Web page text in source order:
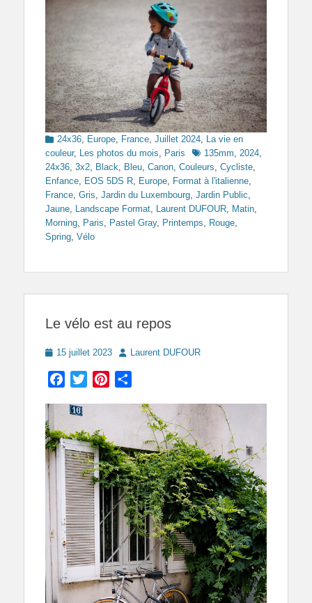
Categories
24x36 Europe France Juillet 2024 La vie en
couleur, Les photos du mois Paris Tags135mm 2024
24x36 3x2 Black Bleu Canon Couleurs Cycliste
Enfance EOS 5DS R Europe Format à l'italienne
France Gris Jardin du Luxembourg Jardin Public
Jaune Landscape Format Laurent DUFOUR Matin
Morning Paris Pastel Gray, Printemps Rouge
Spring Vélo
Le vélo est au repos
Posted
15 juillet 2023 AuthorLaurent DUFOUR
Facebook
TwitterPinterest